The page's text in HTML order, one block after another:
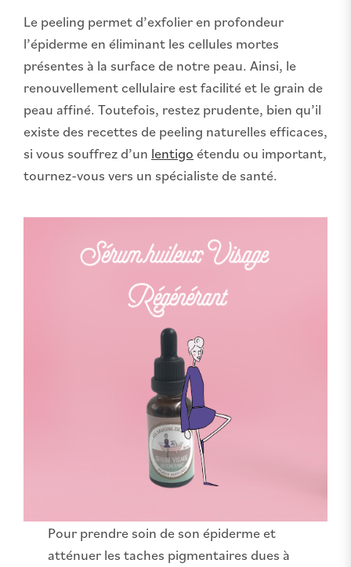
Le peeling permet d’exfolier en profondeur
l’épiderme en éliminant les cellules mortes
présentes à la surface de notre peau. Ainsi, le
renouvellement cellulaire est facilité et le grain de
peau affiné. Toutefois, restez prudente, bien qu’il
existe des recettes de peeling naturelles efficaces,
si vous souffrez d’un lentigo étendu ou important,
tournez-vous vers un spécialiste de santé.
Pour prendre soin de son épiderme et
atténuer les taches pigmentaires dues à